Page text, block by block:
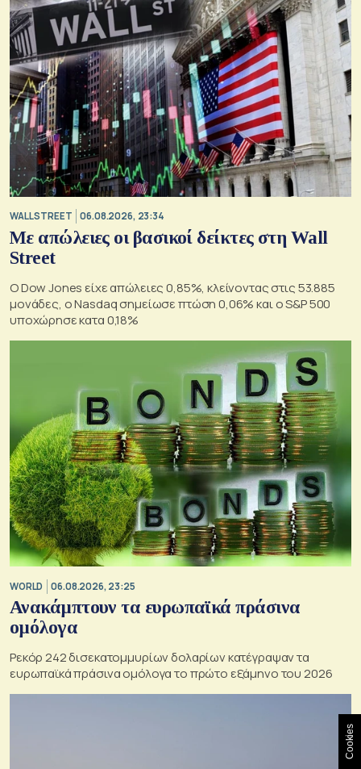
WALL STREET 06.08.2026, 23:34
Με απώλειες οι βασικοί δείκτες στη Wall
Street
Ο Dow Jones είχε απώλειες 0,85%, κλείνοντας στις 53.885
μονάδες, ο Nasdaq σημείωσε πτώση 0,06% και ο S&P 500
υποχώρησε κατα 0,18%
WORLD 06.08.2026, 23:25
Ανακάμπτουν τα ευρωπαϊκά πράσινα
ομόλογα
Ρεκόρ 242 δισεκατομμυρίων δολαρίων κατέγραψαν τα
ευρωπαϊκά πράσινα ομόλογα το πρώτο εξάμηνο του 2026
Cookies